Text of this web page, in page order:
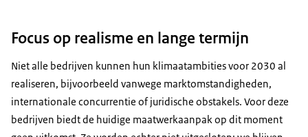
Focus op realisme en lange termijn
Niet alle bedrijven kunnen hun klimaatambities voor 2030 al
realiseren, bijvoorbeeld vanwege marktomstandigheden,
internationale concurrentie of juridische obstakels. Voor deze
bedrijven biedt de huidige maatwerkaanpak op dit moment